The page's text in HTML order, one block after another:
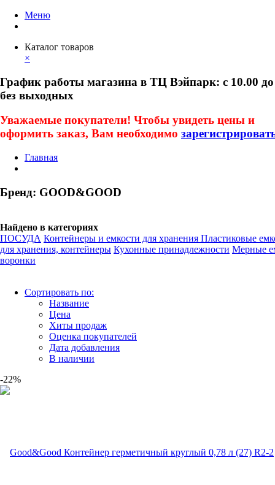
Меню
Каталог товаров
×
График работы магазина в ТЦ Вэйпарк: с 10.00 до
без выходных
Уважаемые покупатели! Чтобы увидеть цены и
оформить заказ, Вам необходимо
Главная
Бренд: GOOD&GOOD
Найдено в категориях
ПОСУДА Контейнеры и емкости для хранения Пластиковые
для хранения, контейнеры Кухонные принадлежности Мерные
воронки
Сортировать по:
Название
Цена
Хиты продаж
Оценка покупателей
Дата добавления
В наличии
-22%